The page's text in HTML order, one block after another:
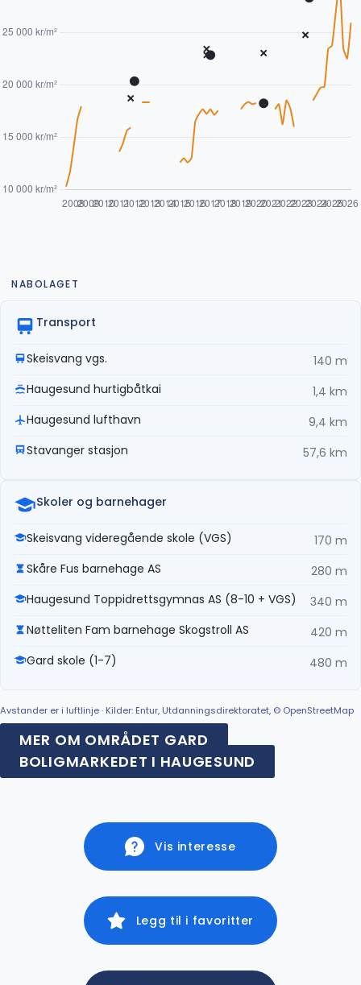
NABOLAGET
Transport
Skeisvang vgs.
140 m
Haugesund hurtigbåtkai
1,4 km
Haugesund lufthavn
9,4 km
Stavanger stasjon
57,6 km
Skoler og barnehager
Skeisvang videregående skole (VGS)
170 m
Skåre Fus barnehage AS
280 m
Haugesund Toppidrettsgymnas AS (8-10 + VGS)
340 m
Nøtteliten Fam barnehage Skogstroll AS
420 m
Gard skole (1-7)
480 m
Avstander er i luftlinje · Kilder: Entur, Utdanningsdirektoratet, © OpenStreetMap
MER OM OMRÅDET GARD
BOLIGMARKEDET I HAUGESUND
Vis interesse
Legg til i favoritter